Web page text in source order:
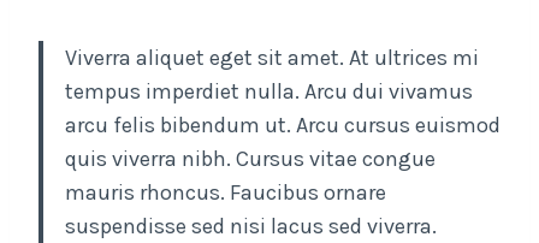
Viverra aliquet eget sit amet. At ultrices mi
tempus imperdiet nulla. Arcu dui vivamus
arcu felis bibendum ut. Arcu cursus euismod
quis viverra nibh. Cursus vitae congue
mauris rhoncus. Faucibus ornare
suspendisse sed nisi lacus sed viverra.